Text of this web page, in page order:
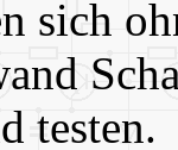
sich
testen.